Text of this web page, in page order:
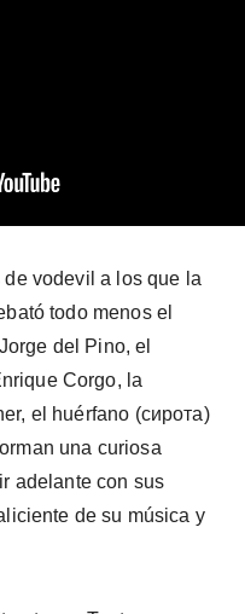
vodevil a los que la
todo menos el
del Pino, el
Corgo, la
el huérfano (сирота)
una curiosa
adelante con sus
de su música y